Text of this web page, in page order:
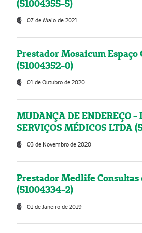
(51004355-5)
07 de Maio de 2021
Prestador Mosaicum
(51004352-0)
01 de Outubro de 2020
MUDANÇA DE ENDEREÇO -
SERVIÇOS MÉDICOS LTDA
03 de Novembro de 2020
Prestador Medlife Consultas
(51004334-2)
01 de Janeiro de 2019